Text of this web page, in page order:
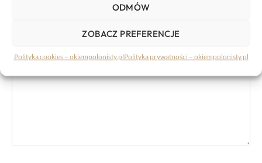
ODMÓW
ZOBACZ PREFERENCJE
Polityka cookies – okiempolonisty.plPolityka prywatności – okiempolonisty.pl